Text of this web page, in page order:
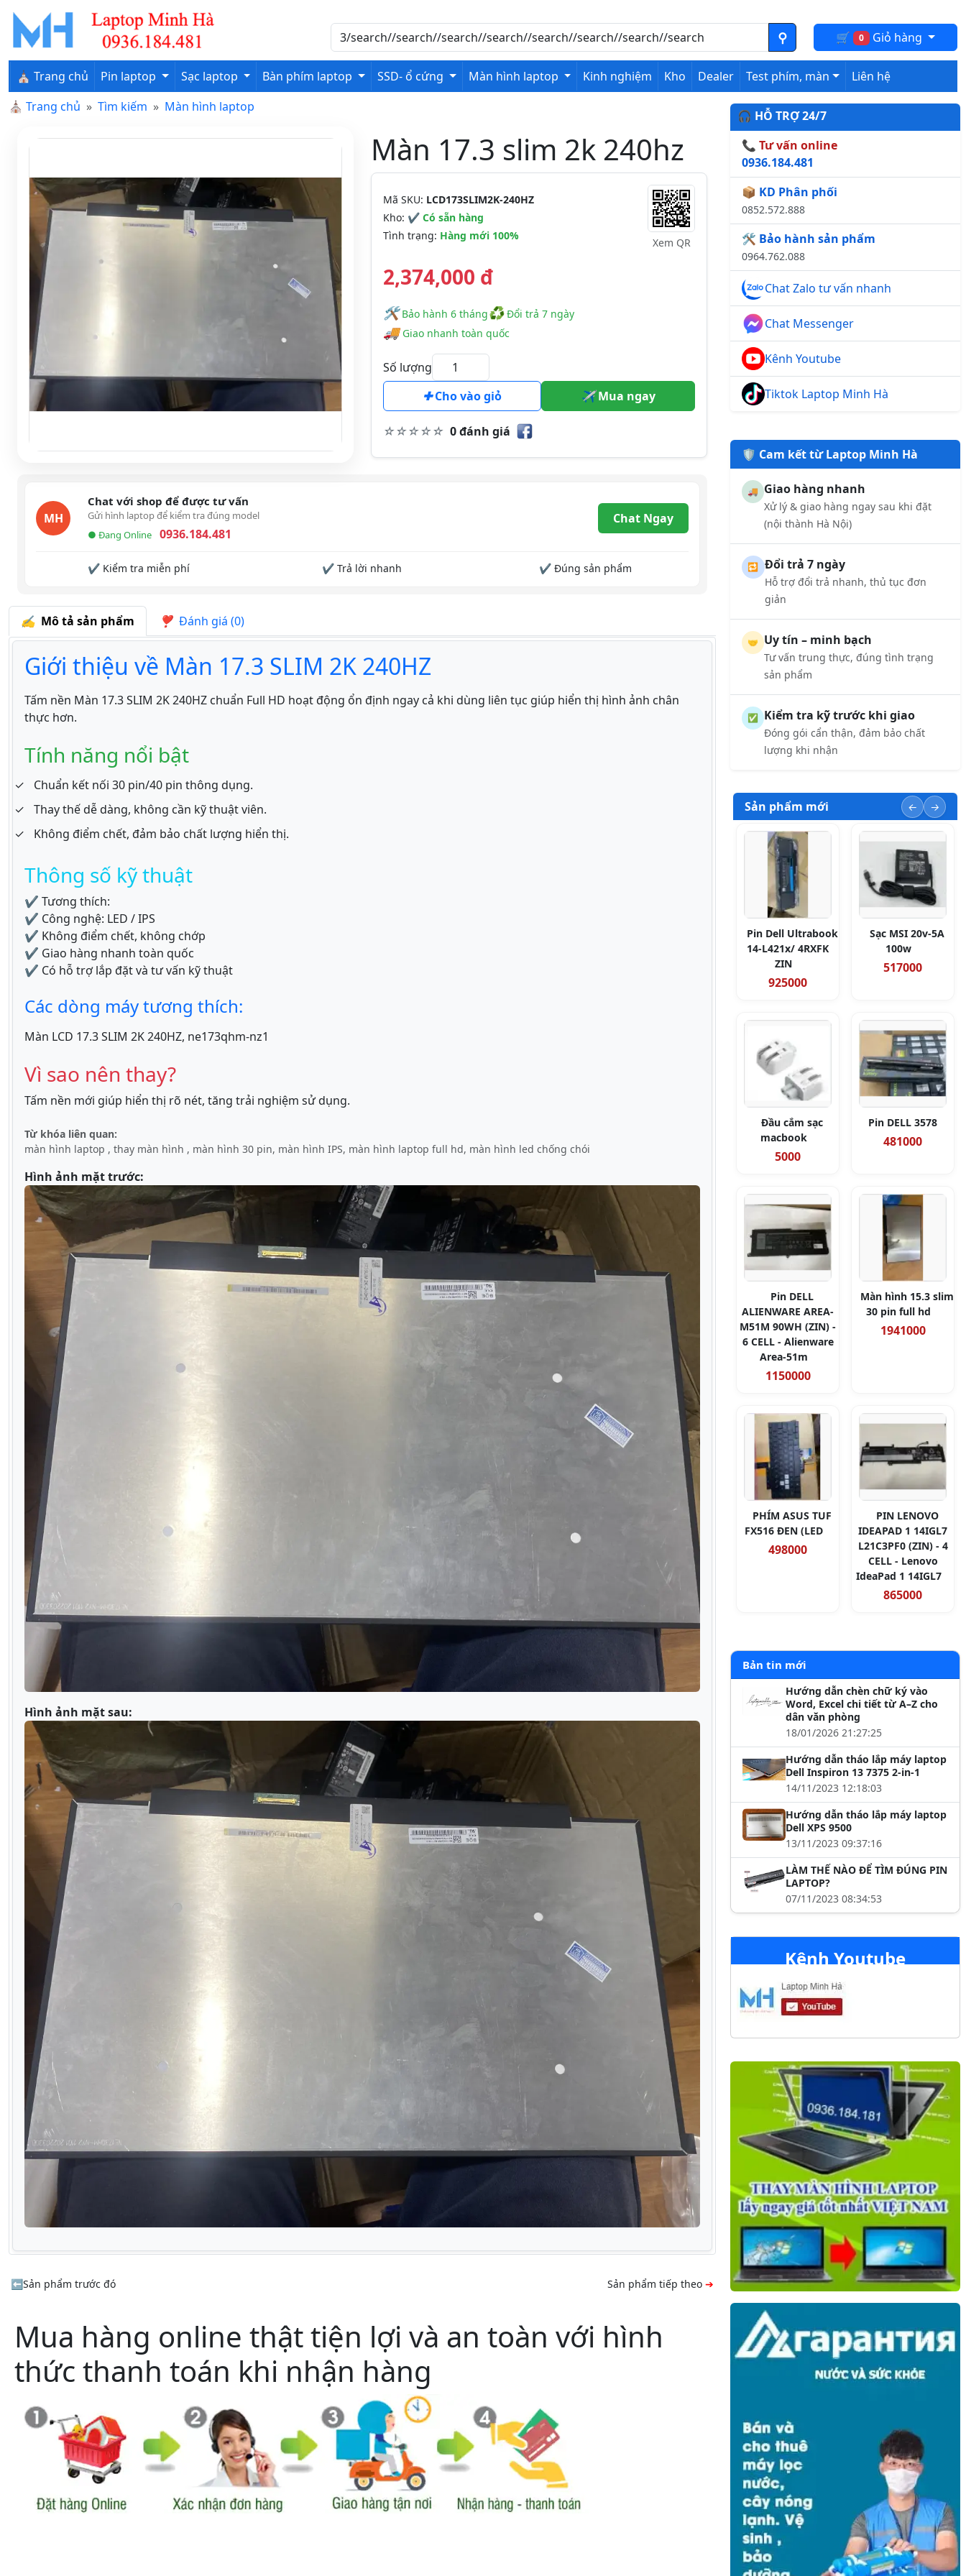
🛒 0 Giỏ hàng
⛪ Trang chủ Pin laptop Sạc laptop Bàn phím laptop SSD- ổ cứng Màn hình laptop Kinh nghiệm Kho Dealer Test phím, màn
Liên hệ
⛪ Trang chủ Tìm kiếm Màn hình laptop
Màn 17.3 slim 2k 240hz
Mã SKU: LCD173SLIM2K-240HZ
Kho: ✔ Có sẵn hàng
Tình trạng: Hàng mới 100%
Xem QR
2,374,000 đ
🛠️️ Bảo hành 6 tháng♻Đổi trả 7 ngày
🚚Giao nhanh toàn quốc
Số lượng
Cho vào giỏ
Mua ngay
0 đánh giá
MH
Chat với shop để được tư vấn
Gửi hình laptop để kiểm tra đúng model
● Đang Online
0936.184.481
Chat Ngay
✔ Kiểm tra miễn phí ✔ Trả lời nhanh ✔ Đúng sản phẩm
Mô tả sản phẩm Đánh giá (0)
Giới thiệu về Màn 17.3 SLIM 2K 240HZ
Tấm nền Màn 17.3 SLIM 2K 240HZ chuẩn Full HD hoạt động ổn định ngay cả khi dùng liên tục giúp hiển thị hình ảnh chân
thực hơn.
Tính năng nổi bật
Chuẩn kết nối 30 pin/40 pin thông dụng.
Thay thế dễ dàng, không cần kỹ thuật viên.
Không điểm chết, đảm bảo chất lượng hiển thị.
Thông số kỹ thuật
✔ Tương thích:
✔ Công nghệ: LED / IPS
✔ Không điểm chết, không chớp
✔ Giao hàng nhanh toàn quốc
✔ Có hỗ trợ lắp đặt và tư vấn kỹ thuật
Các dòng máy tương thích:
Màn LCD 17.3 SLIM 2K 240HZ, ne173qhm-nz1
Vì sao nên thay?
Tấm nền mới giúp hiển thị rõ nét, tăng trải nghiệm sử dụng.
Từ khóa liên quan:
màn hình laptop , thay màn hình , màn hình 30 pin, màn hình IPS, màn hình laptop full hd, màn hình led chống chói
Hình ảnh mặt trước:
Hình ảnh mặt sau:
Sản phẩm trước đó Sản phẩm tiếp theo
Mua hàng online thật tiện lợi và an toàn với hình
thức thanh toán khi nhận hàng
🎧 HỖ TRỢ 24/7
📞 Tư vấn online
0936.184.481
📦 KD Phân phối
0852.572.888
🛠️ Bảo hành sản phẩm
0964.762.088
Chat Zalo tư vấn nhanh
Chat Messenger
Kênh Youtube
Tiktok Laptop Minh Hà
🛡️ Cam kết từ Laptop Minh Hà
🚚 Giao hàng nhanh
Xử lý & giao hàng ngay sau khi đặt
(nội thành Hà Nội)
🔁 Đổi trả 7 ngày
Hỗ trợ đổi trả nhanh, thủ tục đơn
giản
🤝 Uy tín – minh bạch
Tư vấn trung thực, đúng tình trạng
sản phẩm
✅ Kiểm tra kỹ trước khi giao
Đóng gói cẩn thận, đảm bảo chất
lượng khi nhận
Sản phẩm mới
Pin Dell Ultrabook
14-L421x/ 4RXFK
ZIN
925000
Sạc MSI 20v-5A
100w
517000
Đầu cắm sạc
macbook
5000
Pin DELL 3578
481000
Pin DELL
ALIENWARE AREA-
M51M 90WH (ZIN) -
6 CELL - Alienware
Area-51m
1150000
Màn hình 15.3 slim
30 pin full hd
1941000
PHÍM ASUS TUF
FX516 ĐEN (LED
498000
PIN LENOVO
IDEAPAD 1 14IGL7
L21C3PF0 (ZIN) - 4
CELL - Lenovo
IdeaPad 1 14IGL7
865000
Bản tin mới
Hướng dẫn chèn chữ ký vào
Word, Excel chi tiết từ A–Z cho
dân văn phòng
18/01/2026 21:27:25
Hướng dẫn tháo lắp máy laptop
Dell Inspiron 13 7375 2-in-1
14/11/2023 12:18:03
Hướng dẫn tháo lắp máy laptop
Dell XPS 9500
13/11/2023 09:37:16
LÀM THẾ NÀO ĐỂ TÌM ĐÚNG PIN
LAPTOP?
07/11/2023 08:34:53
Kênh Youtube